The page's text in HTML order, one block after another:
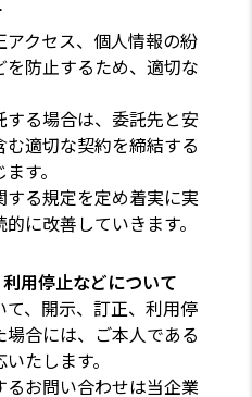
クセス、個人情報の紛
防止するため、適切な
る場合は、委託先と安
適切な契約を締結する
す。
る規定を定め着実に実
に改善していきます。
用停止などについて
、開示、訂正、利用停
合には、ご本人である
たします。
お問い合わせは当企業